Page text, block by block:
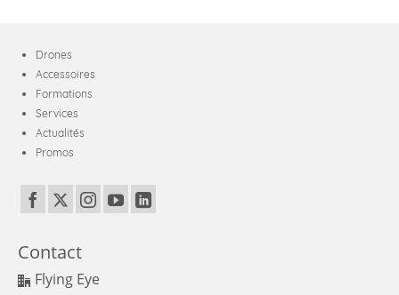
Drones
Accessoires
Formations
Services
Actualités
Promos
Contact
Flying Eye